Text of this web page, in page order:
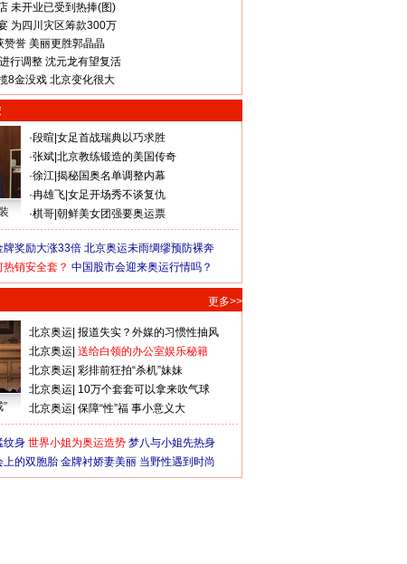
未开业已受到热捧(图)
为四川灾区筹款300万
赞誉 美丽更胜郭晶晶
行调整 沈元龙有望复活
8金没戏 北京变化很大
·段暄 女足首战瑞典以巧求胜
·张斌 北京教练锻造的美国传奇
·徐江 揭秘国奥名单调整内幕
·冉雄飞 女足开场秀不谈复仇
·棋哥 朝鲜美女团强要奥运票
牌奖励大涨33倍 北京奥运未雨绸缪预防裸奔
销安全套？ 中国股市会迎来奥运行情吗？
更多>>
北京奥运 报道失实？外媒的习惯性抽风
北京奥运 送给白领的办公室娱乐秘籍
北京奥运 彩排前狂拍“杀机”妹妹
北京奥运 10万个套套可以拿来吹气球
北京奥运 保障“性”福 事小意义大
纹身 世界小姐为奥运造势 梦八与小姐先热身
上的双胞胎 金牌衬娇妻美丽 当野性遇到时尚